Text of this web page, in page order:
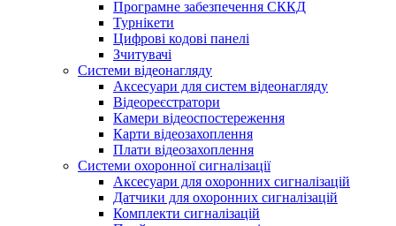
Програмне забезпечення СККД
Турнікети
Цифрові кодові панелі
Зчитувачі
Системи відеонагляду
Аксесуари для систем відеонагляду
Відеореєстратори
Камери відеоспостереження
Карти відеозахоплення
Плати відеозахоплення
Системи охоронної сигналізації
Аксесуари для охоронних сигналізацій
Датчики для охоронних сигналізацій
Комплекти сигналізацій